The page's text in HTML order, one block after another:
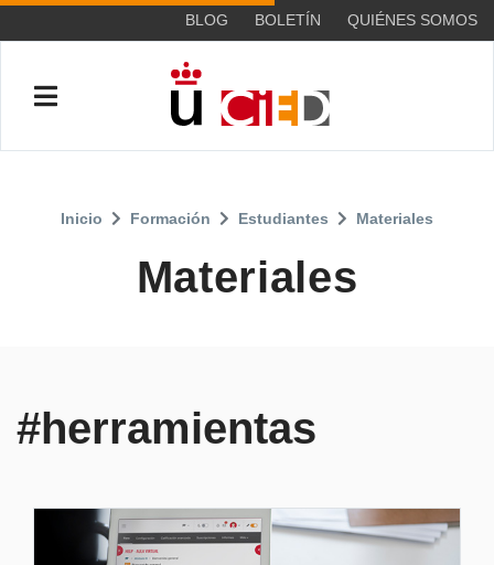
BLOG BOLETÍN QUIÉNES SOMOS
Materiales
Inicio Formación Estudiantes Materiales
#herramientas